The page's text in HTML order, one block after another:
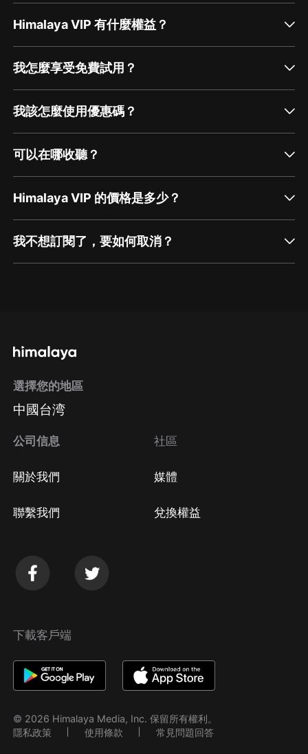
Himalaya VIP 有什麼權益？
我怎麼享受免費試用？
我該怎麼使用優惠碼？
可以在哪收聽？
Himalaya VIP 的價格是多少？
我不想訂閱了，要如何取消？
方法 Google Play取消訂閱方法
選擇您的地區
中國台湾
公司信息
關於我們
聯繫我們
社區
媒體
兌換權益
下載客戶端
© 2026 Himalaya Media, Inc. 保留所有權利。
隱私政策
使用條款 常見問題回答